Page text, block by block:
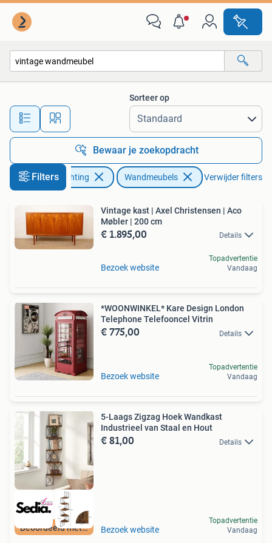
Alle afstanden…
Sorteer op
Bewaar je zoekopdracht
Filters
Huis en Inrichting Wandmeubels Verwijder filters
Vintage kast | Axel Christensen | Aco
Møbler | 200 cm
€ 1.895,00 Details
Bezoek website
Topadvertentie
Vandaag
*WOONWINKEL* Kare Design London
Telephone Telefooncel Vitrin
€ 775,00 Details
Bezoek website
Topadvertentie
Vandaag
Beoordeeld met 9+
5-Laags Zigzag Hoek Wandkast
Industrieel van Staal en Hout
€ 81,00 Details
Bezoek website
Topadvertentie
Vandaag